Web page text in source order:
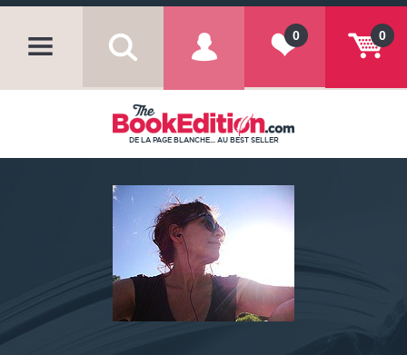
0
0
DE LA PAGE BLANCHE... AU BEST SELLER